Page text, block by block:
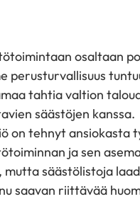
osaltaan
perusturvallisuus
tahtia valtion
säästöjen kanssa.
on tehnyt ansiokasta
ja sen
mutta säästölistoja
saavan riittävää